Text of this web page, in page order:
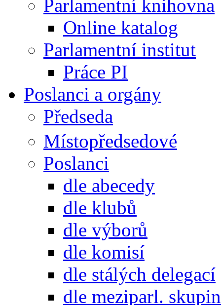
Parlamentní knihovna
Online katalog
Parlamentní institut
Práce PI
Poslanci a orgány
Předseda
Místopředsedové
Poslanci
dle abecedy
dle klubů
dle výborů
dle komisí
dle stálých delegací
dle meziparl. skupin